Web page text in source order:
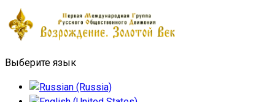
Выберите язык